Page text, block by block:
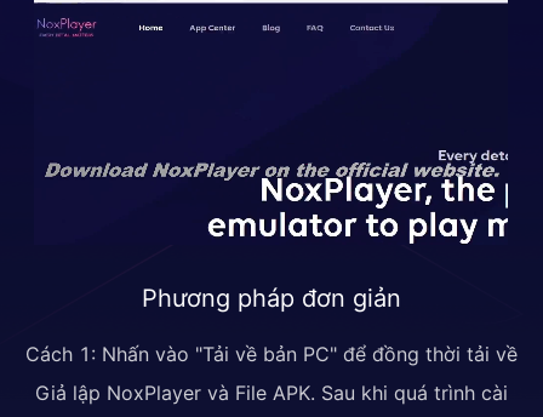
Phương pháp đơn giản
Cách 1: Nhấn vào "Tải về bản PC" để đồng thời tải về
Giả lập NoxPlayer và File APK. Sau khi quá trình cài